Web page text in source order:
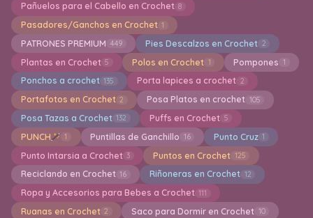
Pañuelos para el Cabello en Crochet 8
Pasadores/Ganchos en Crochet 1
PATRONES PREMIUM 449 Pies Descalzos en Crochet 2
Plantas en Crochet 5 Polos en Crochet 1 Pompones 1
Ponchos a crochet 135 Porta lapices a crochet 2
Portafotos en Crochet 2 Posa Platos en crochet 105
Posa Tazas a Crochet 132 Puffs en Crochet 5
PUNCH 1 Puntillas de Ganchillo 16 Punto Cruz 1
Punto Intarsia a Crochet 3 Puntos en Crochet 125
Reciclando en Crochet 16 Riñoneras en Crochet 12
Ropa y Accesorios para Bebes a Crochet 111
Ruanas en Crochet 2 Saco para Dormir en Crochet 10